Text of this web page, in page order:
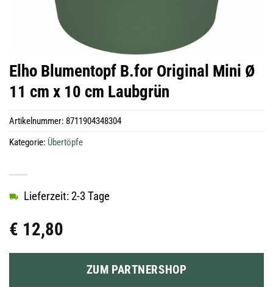
Elho Blumentopf B.for Original Mini Ø
11 cm x 10 cm Laubgrün
€ 12,80
Lieferzeit: 2-3 Tage
ZUM PARTNERSHOP
Artikelnummer: 8711904348304
Kategorie: Übertöpfe